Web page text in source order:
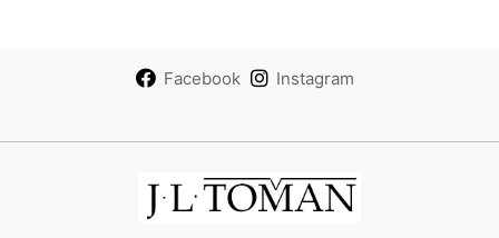
Facebook Instagram